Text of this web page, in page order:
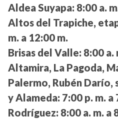
Aldea Suyapa: 8:00 a.
Altos del Trapiche,
m. a 12:00 m.
Brisas del Valle: 8:00 a.
Altamira, La Pagoda,
Palermo, Rubén Darío,
y Alameda: 7:00 p. m. a
Rodríguez: 8:00 a. m. a